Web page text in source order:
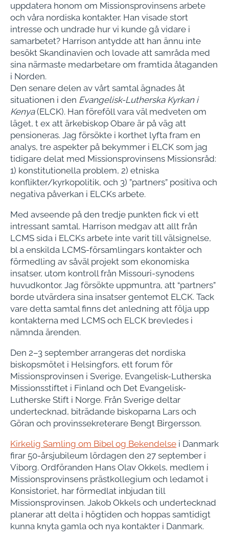
uppdatera honom om Missionsprovinsens arbete
och våra nordiska kontakter. Han visade stort
intresse och undrade hur vi kunde gå vidare i
samarbetet? Harrison antydde att han ännu inte
besökt Skandinavien och lovade att samråda med
sina närmaste medarbetare om framtida åtaganden
i Norden.
Den senare delen av vårt samtal ägnades åt
situationen i den Evangelisk-Lutherska Kyrkan i
Kenya(ELCK). Han föreföll vara väl medveten om
läget, t ex att ärkebiskop Obare är på väg att
pensioneras. Jag försökte i korthet lyfta fram en
analys, tre aspekter på bekymmer i ELCK som jag
tidigare delat med Missionsprovinsens Missionsråd:
1) konstitutionella problem, 2) etniska
konflikter/kyrkopolitik, och 3) ”partners” positiva och
negativa påverkan i ELCKs arbete.
Med avseende på den tredje punkten fick vi ett
intressant samtal. Harrison medgav att allt från
LCMS sida i ELCKs arbete inte varit till välsignelse,
bl a enskilda LCMS-församlingars kontakter och
förmedling av såväl projekt som ekonomiska
insatser, utom kontroll från Missouri-synodens
huvudkontor. Jag försökte uppmuntra, att “partners”
borde utvärdera sina insatser gentemot ELCK. Tack
vare detta samtal finns det anledning att följa upp
kontakterna med LCMS och ELCK brevledes i
nämnda ärenden.
Den 2–3 september arrangeras det nordiska
biskopsmötet i Helsingfors, ett forum för
Missionsprovinsen i Sverige, Evangelisk-Lutherska
Missionsstiftet i Finland och Det Evangelisk-
Lutherske Stift i Norge. Från Sverige deltar
undertecknad, biträdande biskoparna Lars och
Göran och provinssekreterare Bengt Birgersson.
Kirkelig Samling om Bibel og Bekendelse i Danmark
firar 50-årsjubileum lördagen den 27 september i
Viborg. Ordföranden Hans Olav Okkels, medlem i
Missionsprovinsens prästkollegium och ledamot i
Konsistoriet, har förmedlat inbjudan till
Missionsprovinsen. Jakob Okkels och undertecknad
planerar att delta i högtiden och hoppas samtidigt
kunna knyta gamla och nya kontakter i Danmark.